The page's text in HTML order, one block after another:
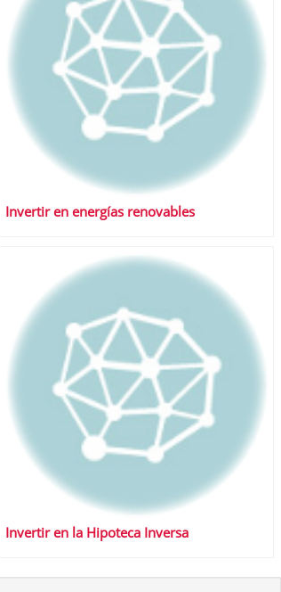
Invertir en energías renovables
Invertir en la Hipoteca Inversa